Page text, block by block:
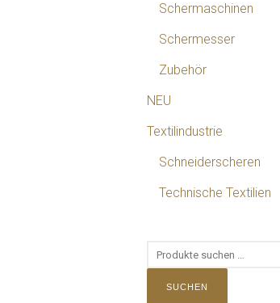
Schermaschinen
Schermesser
Zubehör
NEU
Textilindustrie
Schneiderscheren
Technische Textilien
SUCHEN